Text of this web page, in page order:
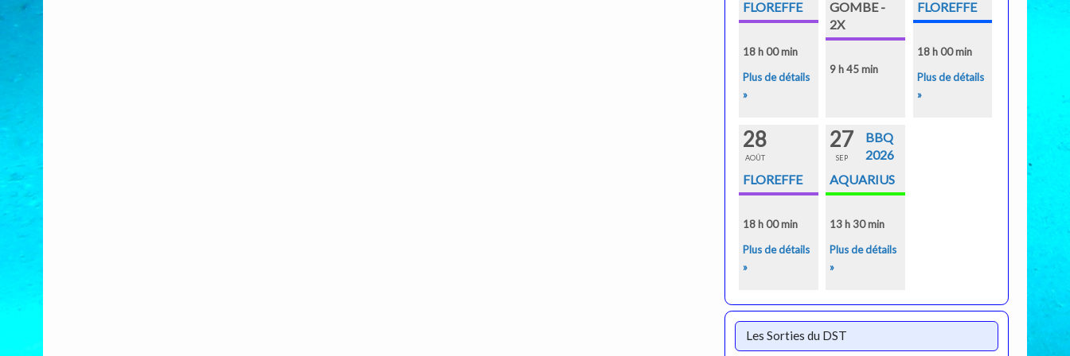
FLOREFFE
18 h 00 min
Plus de détails
»
GOMBE -
2X
9 h 45 min
FLOREFFE
18 h 00 min
Plus de détails
»
28
AOÛT
FLOREFFE
18 h 00 min
Plus de détails
»
27
SEP
BBQ
2026
AQUARIUS
13 h 30 min
Plus de détails
»
Les Sorties du DST